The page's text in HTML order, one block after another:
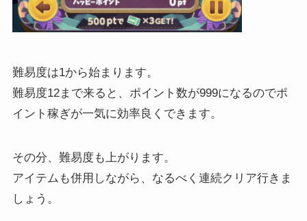
難易度は1から始まります。
難易度12まで来ると、ポイント数が999になるのでポ
イント稼ぎが一気に効率良くできます。
その分、難易度も上がります。
アイテムも併用しながら、なるべく連続クリア行きま
しょう。